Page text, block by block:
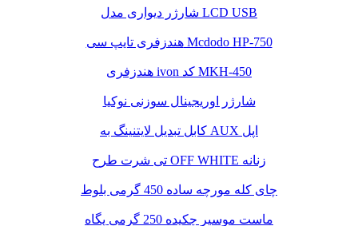
شارژر دیواری مدل LCD USB
هندزفری تایپ سی Mcdodo HP-750
هندزفری ivon کد MKH-450
شارژر اوریجینال سوزنی نوکیا
کابل تبدیل لایتنینگ به AUX اپل
تی شرت طرح OFF WHITE زنانه
چای کله مورچه ساده 450 گرمی بلوط
ماست موسیر چکیده 250 گرمی پگاه